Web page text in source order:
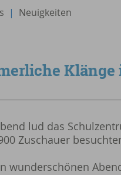
| Neuigkeiten
lud das
Zuschauer
wunderschönen